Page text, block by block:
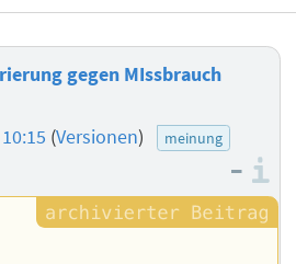
gegen MIssbrauch
(Versionen) meinung
–